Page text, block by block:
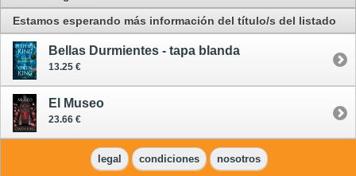
Estamos esperando más información del título/s del listado
Bellas Durmientes - tapa blanda
13.25 €
El Museo
23.66 €
legal condiciones nosotros